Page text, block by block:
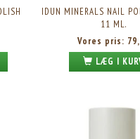
IDUN MINERALS NAIL
11 ML.
Vores pris:
LÆG I